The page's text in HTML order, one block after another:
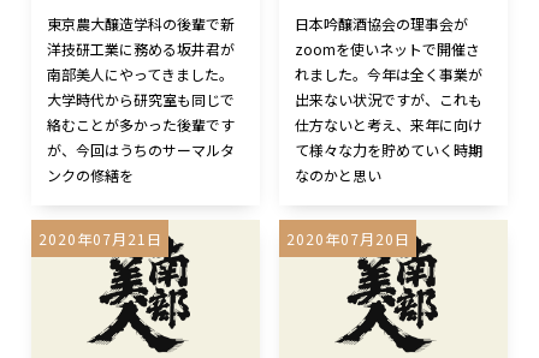
東京農大醸造学科の後輩で新
洋技研工業に務める坂井君が
南部美人にやってきました。
大学時代から研究室も同じで
絡むことが多かった後輩です
が、今回はうちのサーマルタ
ンクの修繕を
日本吟醸酒協会の理事会が
zoomを使いネットで開催さ
れました。今年は全く事業が
出来ない状況ですが、これも
仕方ないと考え、来年に向け
て様々な力を貯めていく時期
なのかと思い
2020年07月21日 2020年07月20日